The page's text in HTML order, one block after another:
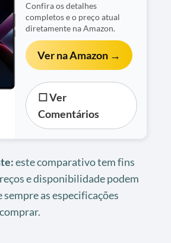
Confira os detalhes
completos e o preço atual
diretamente na Amazon.
Ver na Amazon →
☐ Ver
Comentários
este comparativo tem fins
e disponibilidade podem
as especificações